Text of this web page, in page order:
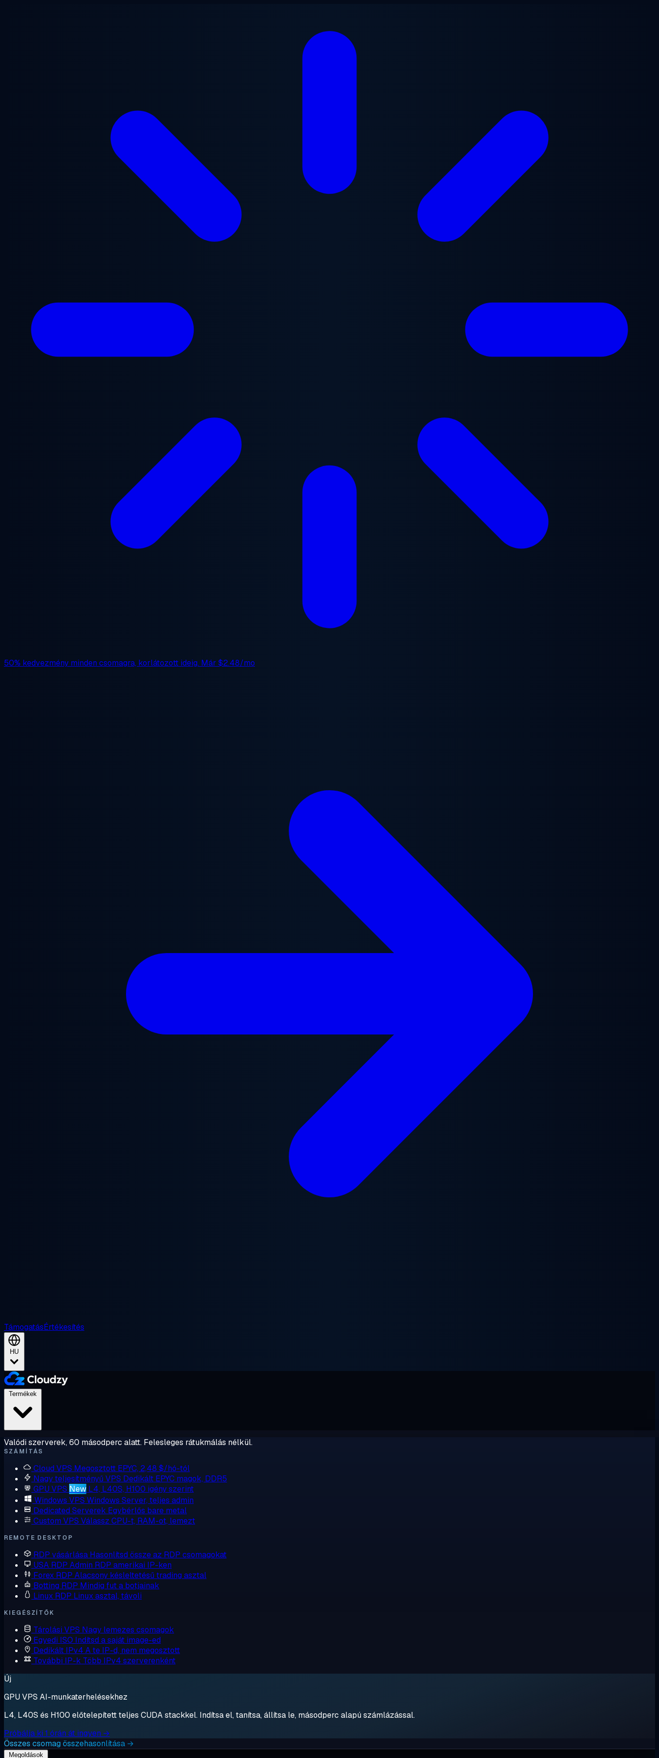
50% kedvezmény minden csomagra, korlátozott ideig. Már $2.48/mo
TámogatásÉrtékesítés
HU
Valódi szerverek, 60 másodperc alatt. Felesleges rátukmálás nélkül.
SZÁMÍTÁS
Cloud VPS Megosztott EPYC, 2,48 $/hó-tól
Nagy teljesítményű VPS Dedikált EPYC magok, DDR5
GPU VPS New L4, L40S, H100 igény szerint
Windows VPS Windows Server, teljes admin
Dedicated Serverek Egybérlős bare metal
Custom VPS Válassz CPU-t, RAM-ot, lemezt
REMOTE DESKTOP
RDP vásárlása Hasonlítsd össze az RDP csomagokat
USA RDP Admin RDP amerikai IP-ken
Forex RDP Alacsony késleltetésű trading asztal
Botting RDP Mindig fut a botjainak
Linux RDP Linux asztal, távoli
KIEGÉSZÍTŐK
Tárolási VPS Nagy lemezes csomagok
Egyedi ISO Indítsd a saját image-ed
Dedikált IPv4 A te IP-d, nem megosztott
További IP-k Több IPv4 szerverenként
Új
GPU VPS AI-munkaterhelésekhez
L4, L40S és H100 előtelepített teljes CUDA stackkel. Indítsa el, tanítsa, állítsa le, másodperc alapú számlázással.
Próbálja ki 1 órán át ingyen →
Összes csomag összehasonlítása →